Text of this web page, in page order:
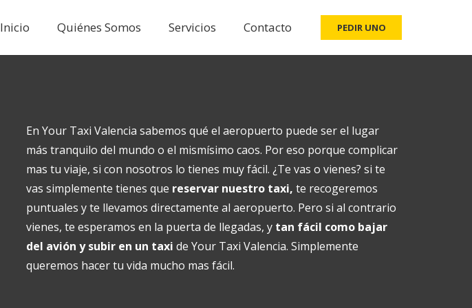
Inicio Quiénes Somos Servicios Contacto PEDIR UNO
En Your Taxi Valencia sabemos qué el aeropuerto puede ser el lugar
más tranquilo del mundo o el mismísimo caos. Por eso porque complicar
mas tu viaje, si con nosotros lo tienes muy fácil. ¿Te vas o vienes? si te
vas simplemente tienes que reservar nuestro taxi, te recogeremos
puntuales y te llevamos directamente al aeropuerto. Pero si al contrario
vienes, te esperamos en la puerta de llegadas, y tan fácil como bajar
del avión y subir en un taxi de Your Taxi Valencia. Simplemente
queremos hacer tu vida mucho mas fácil.